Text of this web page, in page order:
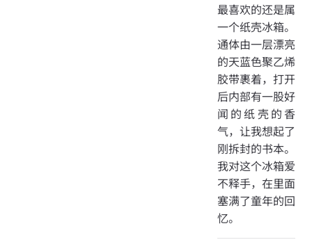
最喜欢的还是属
一个纸壳冰箱。
通体由一层漂亮
的天蓝色聚乙烯
胶带裹着，打开
后内部有一股好
闻的纸壳的香
气，让我想起了
刚拆封的书本。
我对这个冰箱爱
不释手，在里面
塞满了童年的回
忆。